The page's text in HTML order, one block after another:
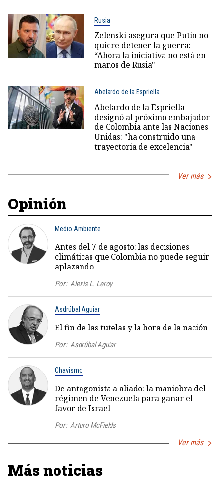
Rusia
Zelenski asegura que Putin no
quiere detener la guerra:
“Ahora la iniciativa no está en
manos de Rusia"
Abelardo de la Espriella
Abelardo de la Espriella
designó al próximo embajador
de Colombia ante las Naciones
Unidas: "ha construido una
trayectoria de excelencia"
Ver más
Opinión
Medio Ambiente
Antes del 7 de agosto: las decisiones
climáticas que Colombia no puede seguir
aplazando
Por: Alexis L. Leroy
Asdrúbal Aguiar
El fin de las tutelas y la hora de la nación
Por: Asdrúbal Aguiar
Chavismo
De antagonista a aliado: la maniobra del
régimen de Venezuela para ganar el
favor de Israel
Por: Arturo McFields
Ver más
Más noticias